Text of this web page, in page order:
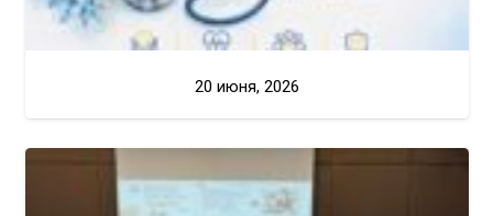
20 июня, 2026